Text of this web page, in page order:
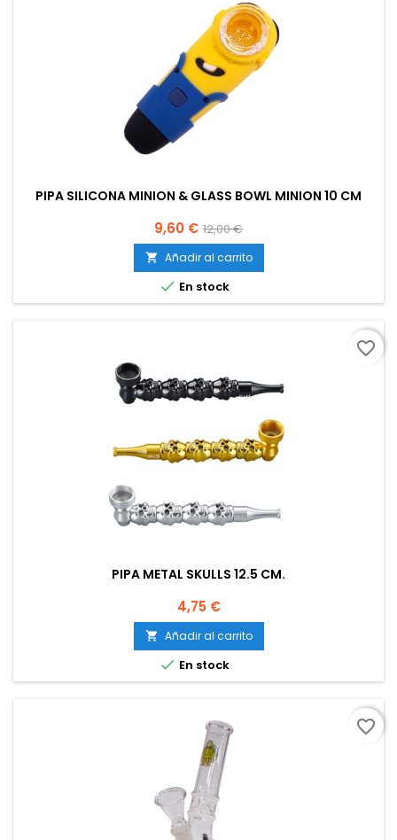
PIPA SILICONA MINION & GLASS BOWL MINION 10 CM
Precio
9,60 € Precio
base
12,00 €
 Añadir al carrito
 En stock
PIPA METAL SKULLS 12.5 CM.
Precio
4,75 €
 Añadir al carrito
 En stock
favorite_border
favorite_border